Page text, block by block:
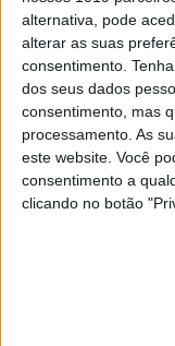
alternativa, pode
alterar as suas
consentimento.
dos seus dados
consentimento, mas
processamento. As
este website. Você
consentimento a
clicando no botão
Baja da
Taça do
Tiago